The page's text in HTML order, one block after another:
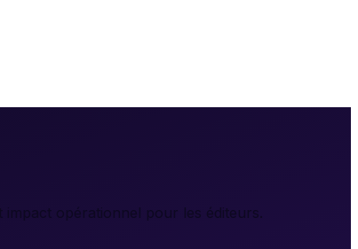
opérationnel pour les éditeurs.